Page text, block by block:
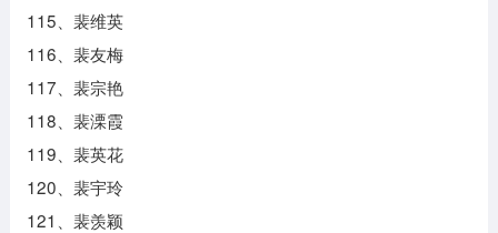
115、裴维英
116、裴友梅
117、裴宗艳
118、裴溧霞
119、裴英花
120、裴宇玲
121、裴羡颖